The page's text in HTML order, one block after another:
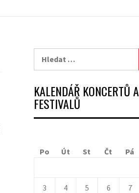
KALENDÁŘ KONCERTŮ A
FESTIVALŮ
Po
Út St Čt Pá
3 4 5 6 7